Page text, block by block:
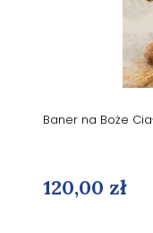
Baner na Boże
120,00 zł